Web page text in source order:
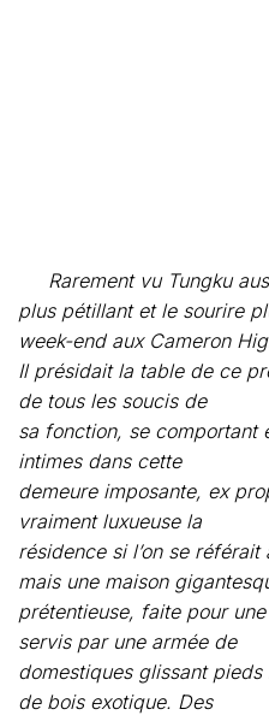
sa fonction, se comportant
intimes dans cette
demeure imposante, ex
vraiment luxueuse la
résidence si l’on se référait
mais une maison
prétentieuse, faite pour une
servis par une armée de
domestiques glissant pieds
de bois exotique. Des
salons en enfilade,
portes, des plafonds hauts
comme dans une
brassant inutilement un air
tiédi par l’altitude. La